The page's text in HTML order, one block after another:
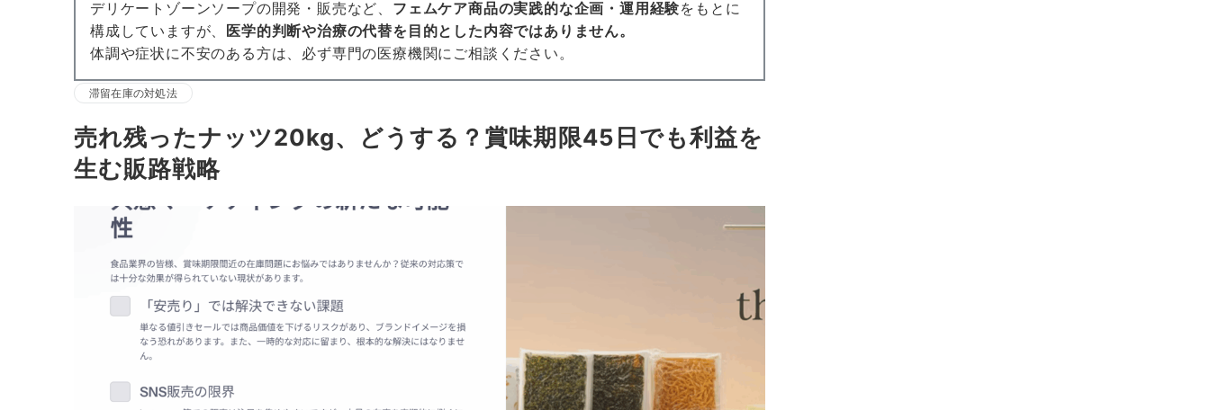
デリケートゾーンソープの開発・販売など、 フェムケア商品の実践的な企画・運用経験をもとに
構成していますが、
医学的判断や治療の代替を目的とした内容ではありません。
体調や症状に不安のある方は、必ず専門の医療機関にご相談ください。
滞留在庫の対処法
売れ残ったナッツ20kg、どうする？賞味期限45日でも利益を
生む販路戦略